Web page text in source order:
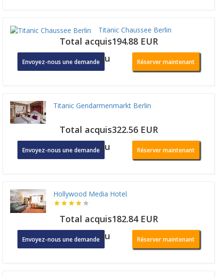
Titanic Chaussee Berlin
Total acquis194.88 EUR
Envoyez-nous une demandeou Réserver maintenant
Titanic Gendarmenmarkt Berlin
Total acquis322.56 EUR
Envoyez-nous une demandeou Réserver maintenant
Hollywood Media Hotel
Total acquis182.84 EUR
Envoyez-nous une demandeou Réserver maintenant